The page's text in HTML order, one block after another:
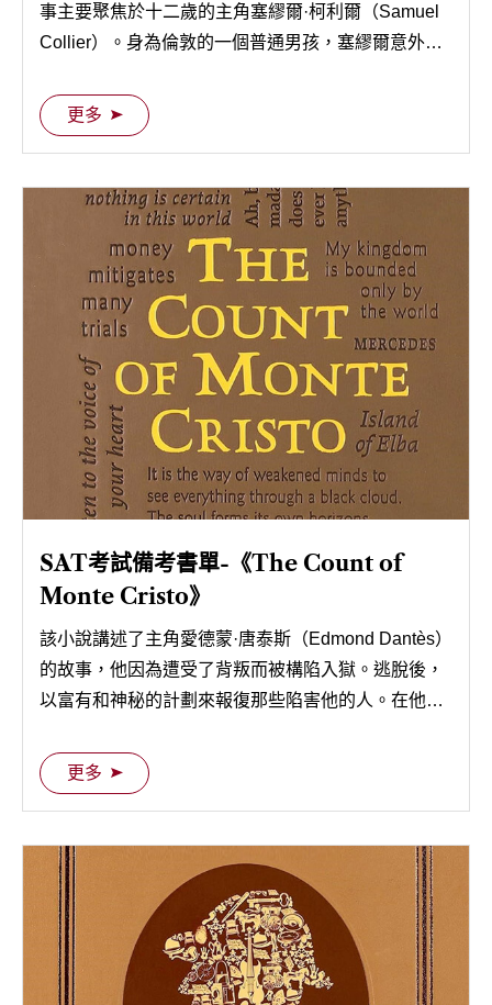
事主要聚焦於十二歲的主角塞繆爾·柯利爾（Samuel
Collier）。身為倫敦的一個普通男孩，塞繆爾意外成
界的遠征。
更多
SAT考試備考書單-《The Count of
Monte Cristo》
該小說講述了主角愛德蒙·唐泰斯（Edmond Dantès）
的故事，他因為遭受了背叛而被構陷入獄。逃脫後，
以富有和神秘的計劃來報復那些陷害他的人。在他的
「蒙特克里斯托伯爵」。
更多